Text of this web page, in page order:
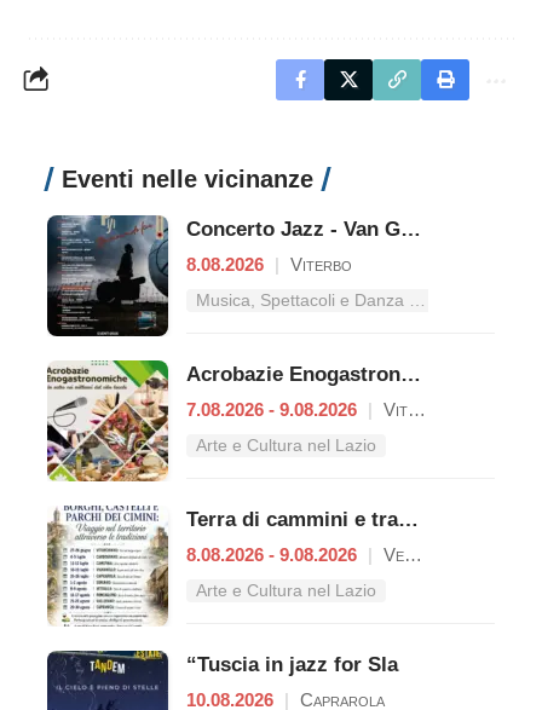
Eventi nelle vicinanze
Concerto Jazz - Van Gogh
8.08.2026 | Viterbo
Acrobazie Enogastronomiche
7.08.2026 - 9.08.2026 | Viterbo
Arte e Cultura nel Lazio
Terra di cammini e tradizioni
8.08.2026 - 9.08.2026 | Vetralla
Arte e Cultura nel Lazio
“Tuscia in jazz for Sla
10.08.2026 | Caprarola